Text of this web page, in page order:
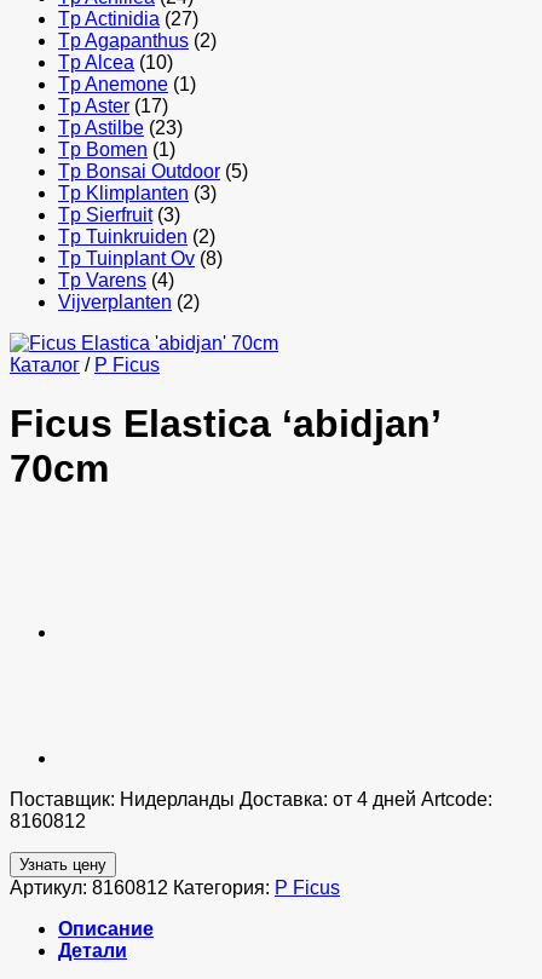
Tp Actinidia (27)
Tp Agapanthus (2)
Tp Alcea (10)
Tp Anemone (1)
Tp Aster (17)
Tp Astilbe (23)
Tp Bomen (1)
Tp Bonsai Outdoor (5)
Tp Klimplanten (3)
Tp Sierfruit (3)
Tp Tuinkruiden (2)
Tp Tuinplant Ov (8)
Tp Varens (4)
Vijverplanten (2)
Каталог / P Ficus
Ficus Elastica ‘abidjan’
70cm
Поставщик: Нидерланды Доставка: от 4 дней Artcode:
8160812
Узнать цену
Артикул: 8160812 Категория: P Ficus
Описание
Детали